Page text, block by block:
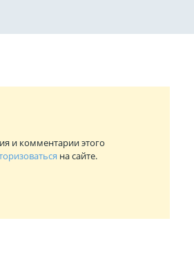
и комментарии этого
на сайте.